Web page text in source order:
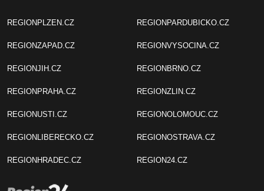
REGIONPLZEN.CZ
REGIONZAPAD.CZ
REGIONJIH.CZ
REGIONPRAHA.CZ
REGIONUSTI.CZ
REGIONLIBERECKO.CZ
REGIONHRADEC.CZ
REGIONPARDUBICKO.CZ
REGIONVYSOCINA.CZ
REGIONBRNO.CZ
REGIONZLIN.CZ
REGIONOLOMOUC.CZ
REGIONOSTRAVA.CZ
REGION24.CZ